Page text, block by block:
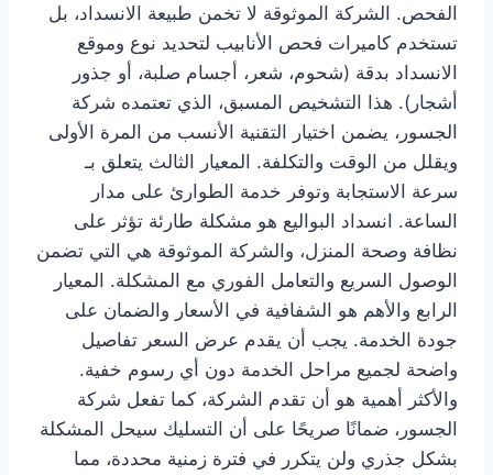
الفحص. الشركة الموثوقة لا تخمن طبيعة الانسداد، بل
تستخدم كاميرات فحص الأنابيب لتحديد نوع وموقع
الانسداد بدقة (شحوم، شعر، أجسام صلبة، أو جذور
أشجار). هذا التشخيص المسبق، الذي تعتمده شركة
الجسور، يضمن اختيار التقنية الأنسب من المرة الأولى
ويقلل من الوقت والتكلفة. المعيار الثالث يتعلق بـ
سرعة الاستجابة وتوفر خدمة الطوارئ على مدار
الساعة. انسداد البواليع هو مشكلة طارئة تؤثر على
نظافة وصحة المنزل، والشركة الموثوقة هي التي تضمن
الوصول السريع والتعامل الفوري مع المشكلة. المعيار
الرابع والأهم هو الشفافية في الأسعار والضمان على
جودة الخدمة. يجب أن يقدم عرض السعر تفاصيل
واضحة لجميع مراحل الخدمة دون أي رسوم خفية.
والأكثر أهمية هو أن تقدم الشركة، كما تفعل شركة
الجسور، ضمانًا صريحًا على أن التسليك سيحل المشكلة
بشكل جذري ولن يتكرر في فترة زمنية محددة، مما